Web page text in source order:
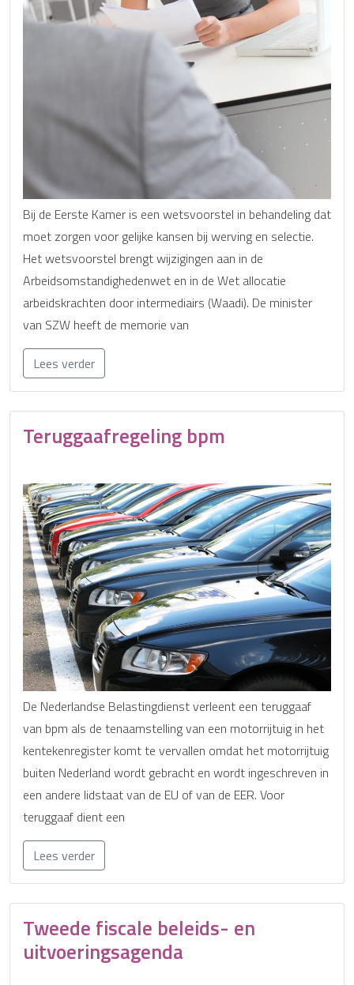
Bij de Eerste Kamer is een wetsvoorstel in behandeling dat
moet zorgen voor gelijke kansen bij werving en selectie.
Het wetsvoorstel brengt wijzigingen aan in de
Arbeidsomstandighedenwet en in de Wet allocatie
arbeidskrachten door intermediairs (Waadi). De minister
van SZW heeft de memorie van
Lees verder
Teruggaafregeling bpm
De Nederlandse Belastingdienst verleent een teruggaaf
van bpm als de tenaamstelling van een motorrijtuig in het
kentekenregister komt te vervallen omdat het motorrijtuig
buiten Nederland wordt gebracht en wordt ingeschreven in
een andere lidstaat van de EU of van de EER. Voor
teruggaaf dient een
Lees verder
Tweede fiscale beleids- en
uitvoeringsagenda